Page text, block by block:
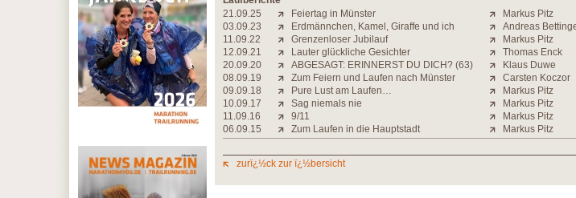
21.09.25
Feiertag in Münster
Markus Pitz
03.09.23
Erdmännchen, Kamel, Giraffe und ich
Andreas
11.09.22
Grenzenloser Jubilauf
Markus Pitz
12.09.21
Lauter glückliche Gesichter
Thomas Enck
20.09.20
ABGESAGT: ERINNERST DU DICH? (63)
Klaus Duwe
08.09.19
Zum Feiern und Laufen nach Münster
Carsten Koczor
09.09.18
Pure Lust am Laufen…
Markus Pitz
10.09.17
Sag niemals nie
Markus Pitz
11.09.16
9/11
Markus Pitz
06.09.15
Zum Laufen in die Hauptstadt Markus Pitz
zurï¿½ck zur ï¿½bersicht